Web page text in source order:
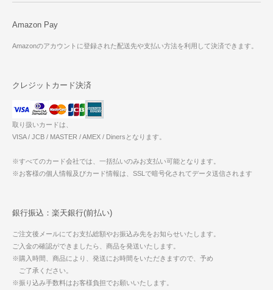
Amazon Pay
Amazonのアカウントに登録された配送先や支払い方法を利用して決済できます。
クレジットカード決済
取り扱いカードは、
VISA / JCB / MASTER / AMEX / Dinersとなります。
※すべてのカード会社では、一括払いのみお支払い可能となります。
※お客様の個人情報及びカード情報は、SSLで暗号化されてデータ送信されます
銀行振込：楽天銀行(前払い)
ご注文後メールにてお支払総額やお振込み先をお知らせいたします。
ご入金の確認ができましたら、商品を発送いたします。
※購入時間、商品により、発送にお時間をいただきますので、予め
ご了承ください。
※振り込み手数料はお客様負担でお願いいたします。